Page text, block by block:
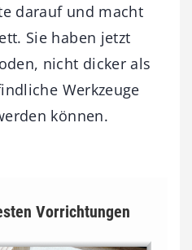
darauf und macht
Sie haben jetzt
nicht dicker als
Werkzeuge
können.
Vorrichtungen